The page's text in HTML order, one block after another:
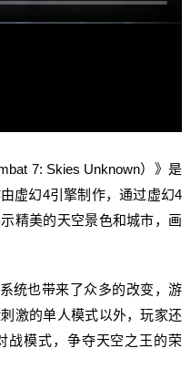
7: Skies Unknown）》是
虚幻4引擎制作，通过虚幻4
精美的天空景色和城市，画
也带来了众多的改变，游
激的单人模式以外，玩家还
战模式，争夺天空之王的荣